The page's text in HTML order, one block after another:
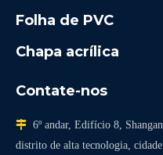
Folha de PVC
Chapa acrílica
Contate-nos
 6º andar, Edifício 8,
distrito de alta tecnologia,